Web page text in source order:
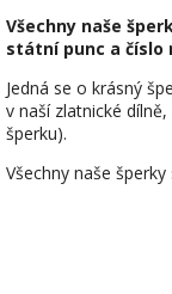
Všechny naše
státní punc a číslo
Jedná se o krásný
v naší zlatnické
šperku).
Všechny naše